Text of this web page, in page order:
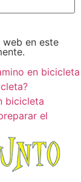
en bicicleta
bicicleta
el
en este